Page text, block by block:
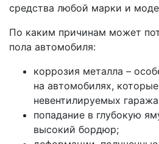
средства любой марки и
По каким причинам может
пола автомобиля:
коррозия металла –
на автомобилях,
невентилируемых
попадание в глубокую
высокий бордюр;